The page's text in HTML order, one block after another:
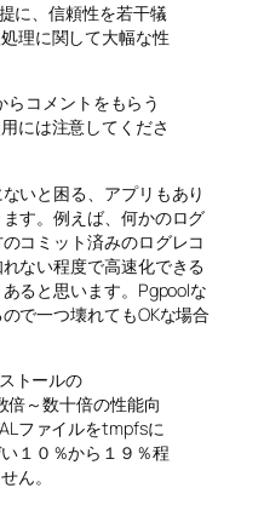
に、信頼性を若干犠
理に関して大幅な性
コメントをもらう
には注意してくださ
いと困る、アプリもあり
す。例えば、何かのログ
コミット済みのログレコ
ない程度で高速化できる
ると思います。Pgpoolな
で一つ壊れてもOKな場合
トールの
倍～数十倍の性能向
ファイルをtmpfsに
１０％から１９％程
ん。